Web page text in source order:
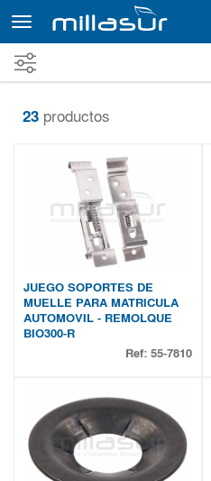
contenido
principal
23 productos
JUEGO SOPORTES DE
MUELLE PARA MATRICULA
AUTOMOVIL - REMOLQUE
BIO300-R
Ref: 55-7810